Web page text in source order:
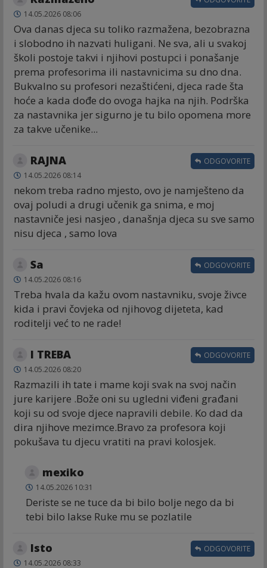
14.05.2026 08:06
Ova danas djeca su toliko razmažena, bezobrazna
i slobodno ih nazvati huligani. Ne sva, ali u svakoj
školi postoje takvi i njihovi postupci i ponašanje
prema profesorima ili nastavnicima su dno dna.
Bukvalno su profesori nezaštićeni, djeca rade šta
hoće a kada dođe do ovoga hajka na njih. Podrška
za nastavnika jer sigurno je tu bilo opomena more
za takve učenike...
RAJNA
14.05.2026 08:14
nekom treba radno mjesto, ovo je namješteno da
ovaj poludi a drugi učenik ga snima, e moj
nastavniče jesi nasjeo , današnja djeca su sve samo
nisu djeca , samo lova
ODGOVORITE
Sa
14.05.2026 08:16
Treba hvala da kažu ovom nastavniku, svoje živce
kida i pravi čovjeka od njihovog dijeteta, kad
roditelji već to ne rade!
ODGOVORITE
I TREBA
14.05.2026 08:20
Razmazili ih tate i mame koji svak na svoj način
jure karijere .Bože oni su ugledni viđeni građani
koji su od svoje djece napravili debile. Ko dad da
dira njihove mezimce.Bravo za profesora koji
pokušava tu djecu vratiti na pravi kolosjek.
ODGOVORITE
mexiko
14.05.2026 10:31
Deriste se ne tuce da bi bilo bolje nego da bi
tebi bilo lakse Ruke mu se pozlatile
Isto
14.05.2026 08:33
ODGOVORITE